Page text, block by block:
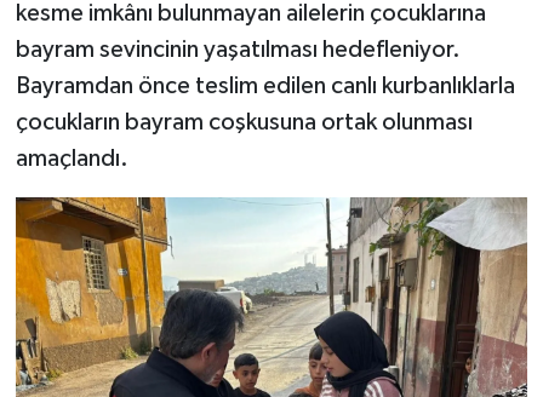
kesme imkânı bulunmayan ailelerin çocuklarına
bayram sevincinin yaşatılması hedefleniyor.
Bayramdan önce teslim edilen canlı kurbanlıklarla
çocukların bayram coşkusuna ortak olunması
amaçlandı.
ÜÇÜNCÜ SAYFA
Yemek
SİVİL TOPLUM
SEÇİM 2014
KİM KİMDİR